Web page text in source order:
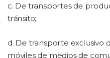
c. De transportes de
tránsito;
d. De transporte exclusivo
móviles de medios de